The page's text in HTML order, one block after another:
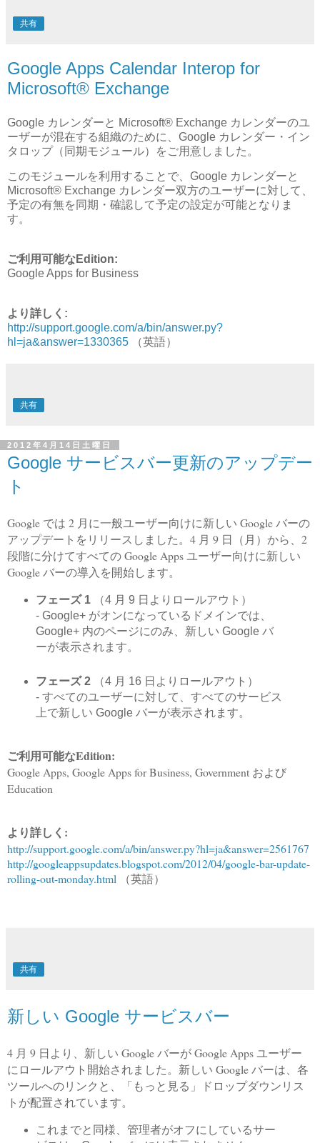
共有
Google Apps Calendar Interop for
Microsoft® Exchange
Google カレンダーと Microsoft® Exchange カレンダーのユ
ーザーが混在する組織のために、Google カレンダー・イン
タロップ（同期モジュール）をご用意しました。
このモジュールを利用することで、Google カレンダーと
Microsoft® Exchange カレンダー双方のユーザーに対して、
予定の有無を同期・確認して予定の設定が可能となりま
す。
ご利用可能なEdition:
Google Apps for Business
より詳しく:
http://support.google.com/a/bin/answer.py?
hl=ja&answer=1330365 （英語）
共有
2012年4月14日土曜日
Google サービスバー更新のアップデー
ト
Google では 2 月に一般ユーザー向けに新しい Google バーの
アップデートをリリースしました。4 月 9 日（月）から、2
段階に分けてすべての Google Apps ユーザー向けに新しい
Google バーの導入を開始します。
フェーズ 1（4 月 9 日よりロールアウト）
- Google+ がオンになっているドメインでは、
Google+ 内のページにのみ、新しい Google バ
ーが表示されます。
フェーズ 2（4 月 16 日よりロールアウト）
- すべてのユーザーに対して、すべてのサービス
上で新しい Google バーが表示されます。
ご利用可能なEdition:
Google Apps, Google Apps for Business, Government および
Education
より詳しく:
http://support.google.com/a/bin/answer.py?hl=ja&answer=2561767
http://googleappsupdates.blogspot.com/2012/04/google-bar-update-
rolling-out-monday.html （英語）
共有
新しい Google サービスバー
4 月 9 日より、新しい Google バーが Google Apps ユーザー
にロールアウト開始されました。新しい Google バーは、各
ツールへのリンクと、「もっと見る」ドロップダウンリス
トが配置されています。
これまでと同様、管理者がオフにしているサー